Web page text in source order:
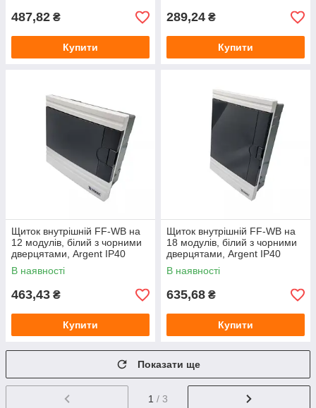
487,82 ₴
Купити
289,24 ₴
Купити
Щиток внутрішній FF-WB на
12 модулів, білий з чорними
дверцятами, Argent IP40
TAKEL
В наявності
463,43 ₴
Купити
Щиток внутрішній FF-WB на
18 модулів, білий з чорними
дверцятами, Argent IP40
TAKEL
В наявності
635,68 ₴
Купити
Показати ще
1 / 3